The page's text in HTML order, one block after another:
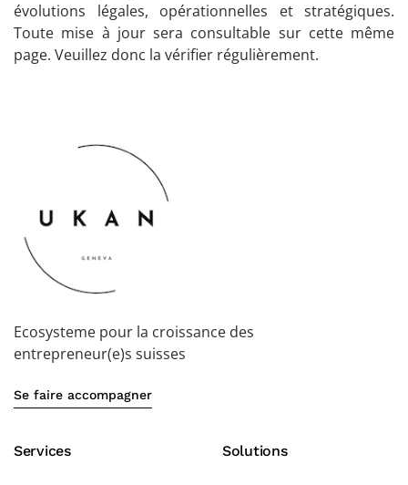
évolutions légales, opérationnelles et stratégiques.
Toute mise à jour sera consultable sur cette même
page. Veuillez donc la vérifier régulièrement.
Ecosysteme pour la croissance des
entrepreneur(e)s suisses
Se faire accompagner
Services Solutions